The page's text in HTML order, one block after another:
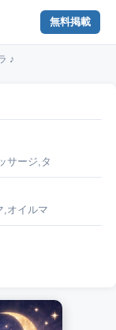
無料掲載
♪
サージ,タ
,オイルマ